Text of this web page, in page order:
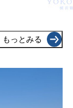
もっとみる